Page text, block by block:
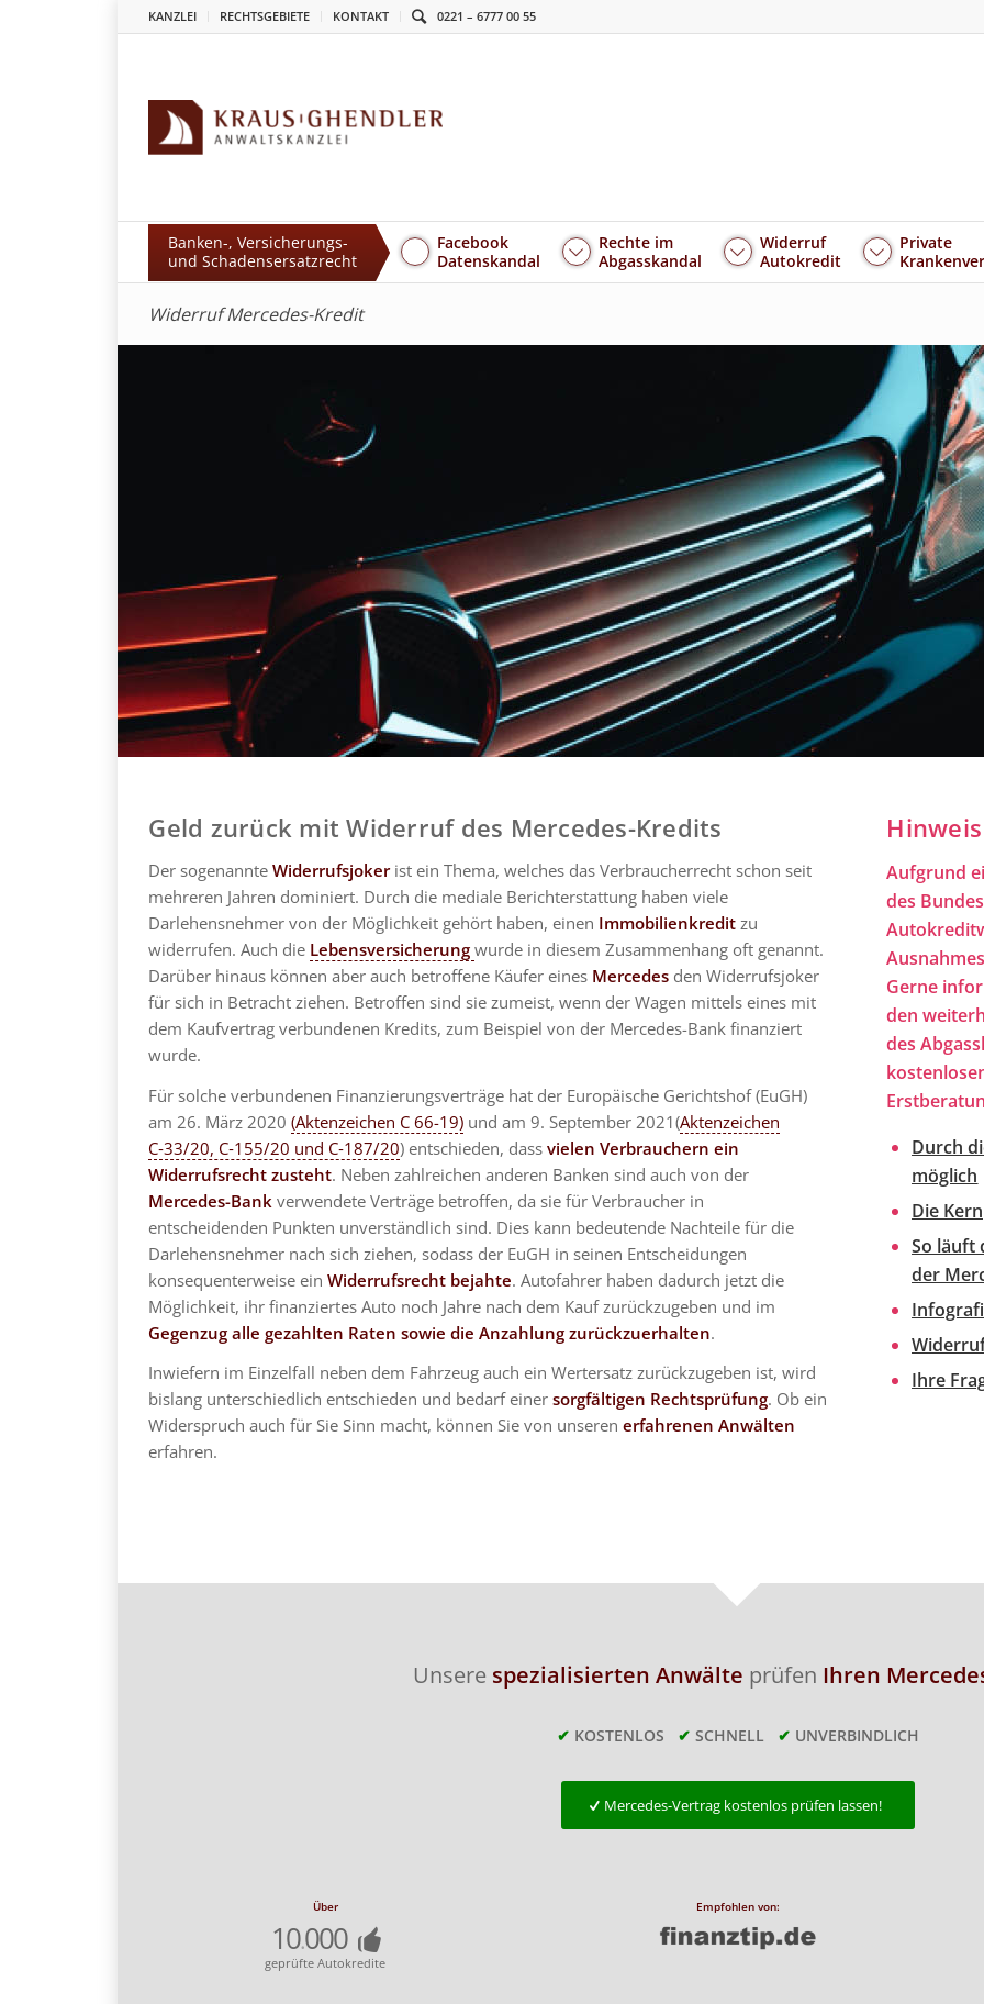
KANZLEI RECHTSGEBIETE KONTAKT 0221 – 6777 00 55
Banken-, Versicherungs-
und Schadensersatzrecht
Facebook
Datenskandal
Rechte im
Abgasskandal
Widerruf
Autokredit
Private
Widerruf Mercedes-Kredit
Geld zurück mit Widerruf des Mercedes-Kredits
Der sogenannteWiderrufsjokerist ein Thema, welches das Verbraucherrecht schon seit
mehreren Jahren dominiert. Durch die mediale Berichterstattung haben viele
Darlehensnehmer von der Möglichkeit gehört haben, einen Immobilienkredit zu
widerrufen. Auch die Lebensversicherung wurde in diesem Zusammenhang oft genannt.
Darüber hinaus können aber auch betroffene Käufer eines Mercedes den Widerrufsjoker
für sich in Betracht ziehen. Betroffen sind sie zumeist, wenn der Wagen mittels eines mit
dem Kaufvertrag verbundenen Kredits, zum Beispiel von der Mercedes-Bank finanziert
wurde.
Für solche verbundenen Finanzierungsverträge hat der Europäische Gerichtshof (EuGH)
am 26. März 2020(Aktenzeichen C 66-19) und am 9. September 2021(Aktenzeichen
C‑33/20, C‑155/20 und C‑187/20) entschieden, dassvielen Verbrauchern ein
Widerrufsrecht zusteht. Neben zahlreichen anderen Banken sind auch von der
Mercedes-Bank verwendete Verträge betroffen, da sie für Verbraucher in
entscheidenden Punkten unverständlich sind. Dies kann bedeutende Nachteile für die
Darlehensnehmer nach sich ziehen, sodass der EuGH in seinen Entscheidungen
konsequenterweise einWiderrufsrecht bejahte. Autofahrer haben dadurch jetzt die
Möglichkeit, ihr finanziertes Auto noch Jahre nach dem Kauf zurückzugeben und im
Gegenzug alle gezahlten Raten sowie die Anzahlung zurückzuerhalten.
Inwiefern im Einzelfall neben dem Fahrzeug auch ein Wertersatz zurückzugeben ist, wird
bislang unterschiedlich entschieden und bedarf einersorgfältigen Rechtsprüfung. Ob ein
Widerspruch auch für Sie Sinn macht, können Sie von unserenerfahrenen Anwälten
erfahren.
Aufgrund
des
Gerne
den
des
Durch
möglich
Die
So läuft
der
Ihre
Unsere spezialisierten Anwälte prüfen Ihren
✔ KOSTENLOS ✔ SCHNELL ✔ UNVERBINDLICH
Mercedes-Vertrag kostenlos prüfen lassen!
Über
10.000
geprüfte Autokredite
Empfohlen von: